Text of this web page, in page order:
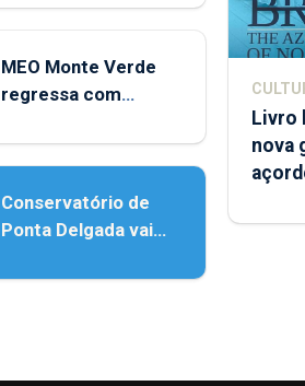
Micaelense
MEO Monte Verde
regressa com
acessibilidade
Conservatório de
Ponta Delgada vai
instrumentos
Livro
nova